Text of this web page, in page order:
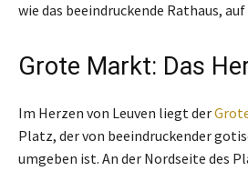
wie das beeindruckende Rathaus,
Grote Markt: Das
Im Herzen von Leuven liegt der
Platz, der von beeindruckender
umgeben ist. An der Nordseite des